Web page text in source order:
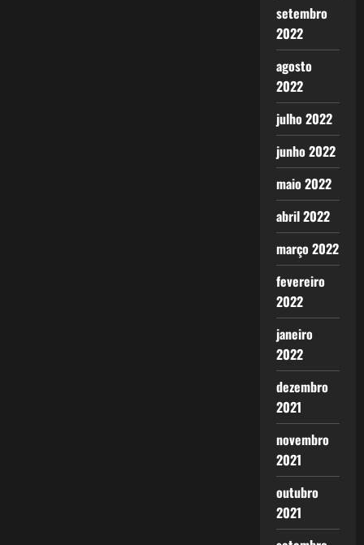
setembro
2022
agosto
2022
julho 2022
junho 2022
maio 2022
abril 2022
março 2022
fevereiro
2022
janeiro
2022
dezembro
2021
novembro
2021
outubro
2021